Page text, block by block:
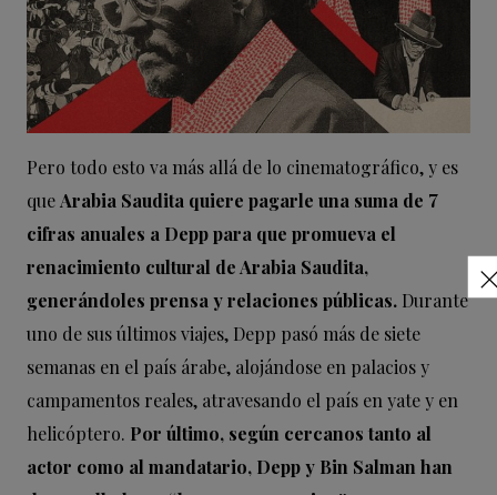
Pero todo esto va más allá de lo cinematográfico, y es
queArabia Saudita quiere pagarle una suma de 7
cifras anuales a Depp para que promueva el
renacimiento cultural de Arabia Saudita,
generándoles prensa y relaciones públicas. Durante
uno de sus últimos viajes, Depp pasó más de siete
semanas en el país árabe, alojándose en palacios y
campamentos reales, atravesando el país en yate y en
helicóptero. Por último, según cercanos tanto al
actor como al mandatario, Depp y Bin Salman han